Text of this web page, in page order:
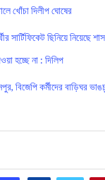
খোঁচা দিলীপ ঘোষের
সার্টিফিকেট ছিনিয়ে নিয়েছে
হচ্ছে না : দিলিপ
বিজেপি কর্মীদের বাড়িঘর